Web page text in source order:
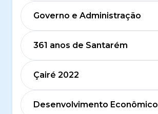
Governo e Administração
361 anos de Santarém
Çairé 2022
Desenvolvimento Econômico